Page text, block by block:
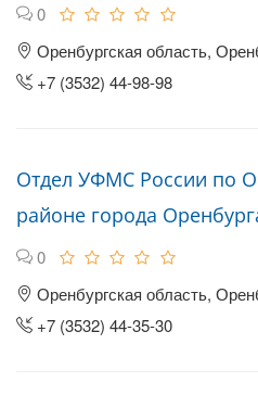
0
Оренбургская область,
+7 (3532) 44-98-98
Отдел УФМС России по
районе города
0
Оренбургская область,
+7 (3532) 44-35-30